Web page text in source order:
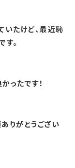
いたけど、最近恥
す。
ったです！
りがとうござい